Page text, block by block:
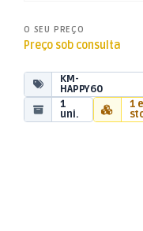
O SEU PREÇO
Preço sob consulta
KM-
HAPPY60
1
uni.
1